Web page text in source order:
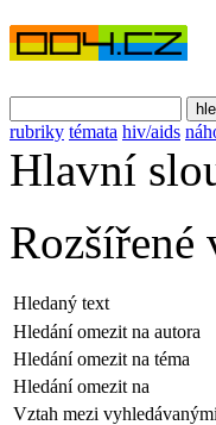
rubriky témata hiv/aids
Hlavní
Rozšířené
Hledaný text
Hledání omezit na autora
Hledání omezit na téma
Hledání omezit na
Vztah mezi